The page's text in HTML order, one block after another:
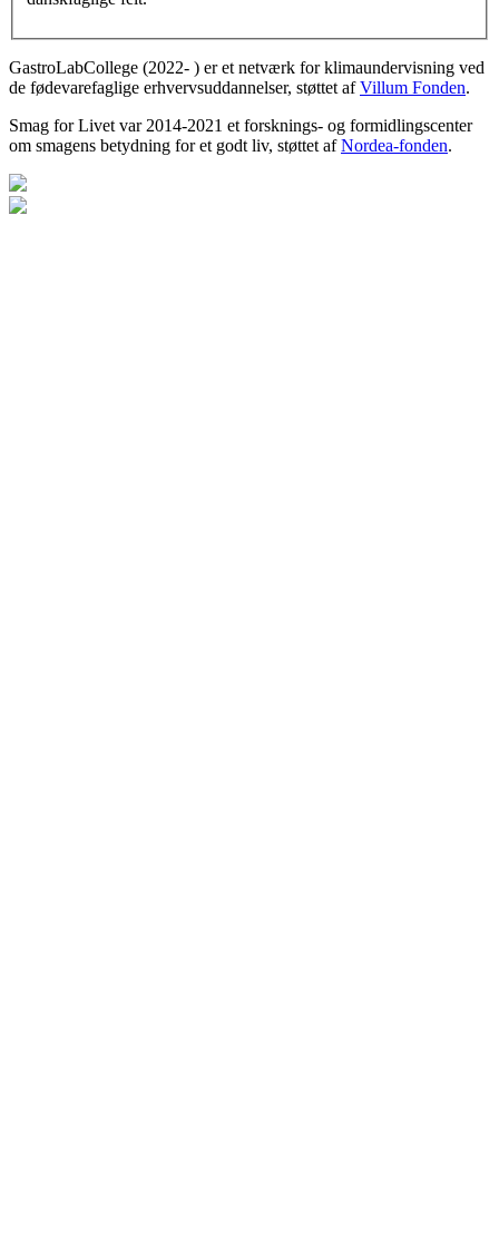
GastroLabCollege (2022- ) er et netværk for klimaundervisning ved
de fødevarefaglige erhvervsuddannelser, støttet afVillum Fonden.
Smag for Livet var 2014-2021 et forsknings- og formidlingscenter
om smagens betydning for et godt liv, støttet afNordea-fonden.